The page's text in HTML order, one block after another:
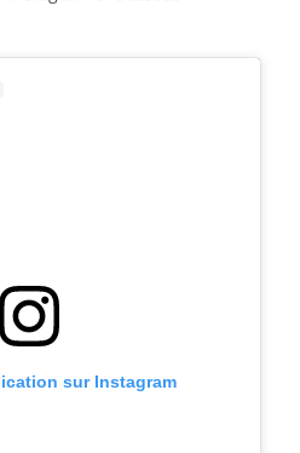
sur Instagram